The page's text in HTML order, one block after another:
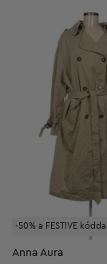
-50% a FESTIVE kóddal
Anna Aura